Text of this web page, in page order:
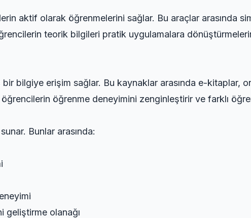
aktif olarak öğrenmelerini sağlar. Bu araçlar arasında
teorik bilgileri pratik uygulamalara
bilgiye erişim sağlar. Bu kaynaklar arasında e-kitaplar,
öğrenme deneyimini zenginleştirir ve farklı
Bunlar arasında:
geliştirme olanağı